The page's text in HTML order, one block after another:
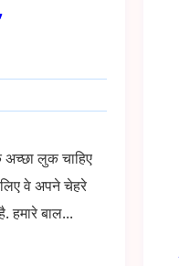
लुक चाहिए
वे अपने चेहरे
हमारे बाल...